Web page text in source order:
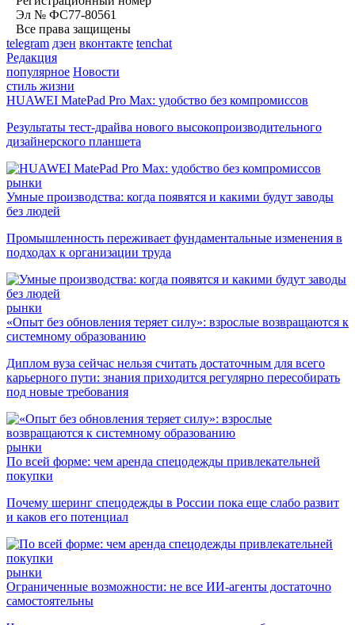
Эл № ФС77-80561
Все права защищены
telegram дзен вконтакте tenchat
Редакция
популярное Новости
стиль жизни
HUAWEI MatePad Pro Max: удобство без компромиссов
Результаты тест-драйва нового высокопроизводительного
дизайнерского планшета
рынки
Умные производства: когда появятся и какими будут заводы
без людей
Промышленность переживает фундаментальные изменения в
подходах к организации труда
рынки
«Опыт без обновления теряет силу»: взрослые возвращаются к
системному образованию
Диплом вуза сейчас нельзя считать достаточным для всего
карьерного пути: знания приходится регулярно пересобирать
под новые требования
рынки
По всей форме: чем аренда спецодежды привлекательней
покупки
Почему шеринг спецодежды в России пока еще слабо развит
и каков его потенциал
рынки
Ограниченные возможности: не все ИИ-агенты достаточно
самостоятельны